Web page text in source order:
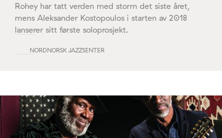
Rohey har tatt verden med storm det siste året,
mens Aleksander Kostopoulos i starten av 2018
lanserer sitt første soloprosjekt.
NORDNORSK JAZZSENTER